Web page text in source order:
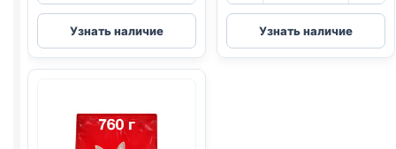
Purina
One
сух.
750г
Узнать наличие
Pro
Plan
сух.
Узнать наличие